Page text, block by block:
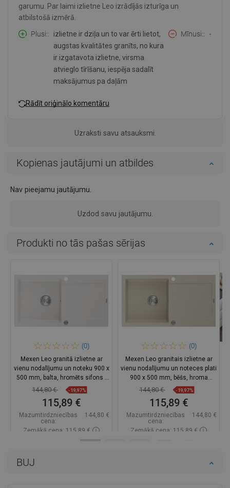
BUJ
garumu. Par laimi izlietne Leo izrādījās izturīga un
atbilstošā izmērā.
Plusi:
izlietne ir dziļa un to var ērti lietot,
augstas kvalitātes granīts, no kura
ir izgatavota izlietne, virsma
atvieglo tīrīšanu, iespēja sadalīt
maksājumus pa daļām
Mīnusi: -
Rādīt oriģinālo komentāru
Uzraksti savu atsauksmi.
Kopienas jautājumi un atbildes
Nav pieejamu jautājumu.
Uzdod savu jautājumu.
Produkti no tās pašas sērijas
(0)
Mexen Leo granitā izlietne ar
vienu nodalījumu un noteku 900 x
500 mm, balta, hromēts sifons -
6501901010-20
144,80 € -19,97%
115,89 €
Mazumtirdzniecības
cena:
144,80 €
Zemākā cena: 115,89 €
(0)
Mexen Leo granitais izlietne ar
vienu nodalījumu un noteces plati
900 x 500 mm, bēšs, hroma
sifons - 6501901010-69
144,80 € -19,97%
115,89 €
Mazumtirdzniecības
cena:
144,80 €
Zemākā cena: 115,89 €